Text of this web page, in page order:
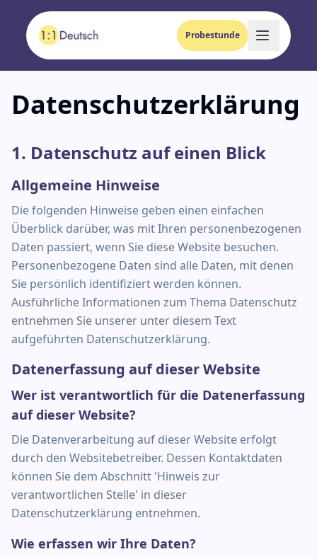
Probestunde
Datenschutzerklärung
1. Datenschutz auf einen Blick
Allgemeine Hinweise
Die folgenden Hinweise geben einen einfachen
Überblick darüber, was mit Ihren personenbezogenen
Daten passiert, wenn Sie diese Website besuchen.
Personenbezogene Daten sind alle Daten, mit denen
Sie persönlich identifiziert werden können.
Ausführliche Informationen zum Thema Datenschutz
entnehmen Sie unserer unter diesem Text
aufgeführten Datenschutzerklärung.
Datenerfassung auf dieser Website
Wer ist verantwortlich für die Datenerfassung
auf dieser Website?
Die Datenverarbeitung auf dieser Website erfolgt
durch den Websitebetreiber. Dessen Kontaktdaten
können Sie dem Abschnitt 'Hinweis zur
verantwortlichen Stelle' in dieser
Datenschutzerklärung entnehmen.
Wie erfassen wir Ihre Daten?